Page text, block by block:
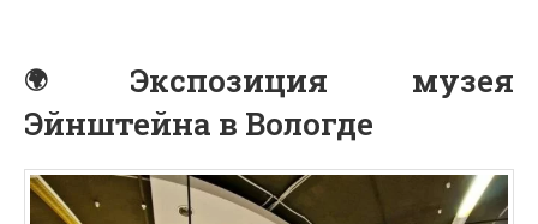
Экспозиция музея
Эйнштейна в Вологде